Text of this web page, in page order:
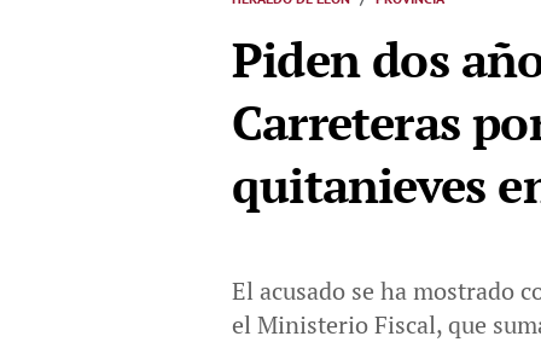
Piden dos
Carreteras
quitanieves
El acusado se ha mostrado
el Ministerio Fiscal, que